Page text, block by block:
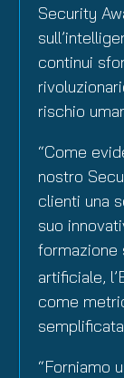
Security
continui
rischio
“Come
nostro
clienti una
suo
formazione
artificiale,
come
“Forniamo